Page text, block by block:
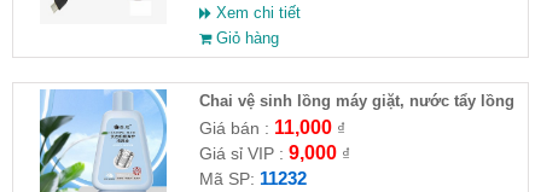
Xem chi tiết
Giỏ hàng
Chai vệ sinh lồng máy giặt, nước tẩy lồng
máy giặt CLEANING FLUID
Giá bán : 11,000₫
Giá sỉ VIP : 9,000₫
Mã SP: 11232